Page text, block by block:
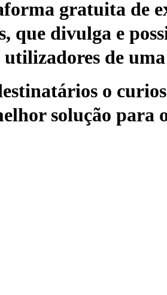
gratuita de
que divulga e
utilizadores de
o
solução para